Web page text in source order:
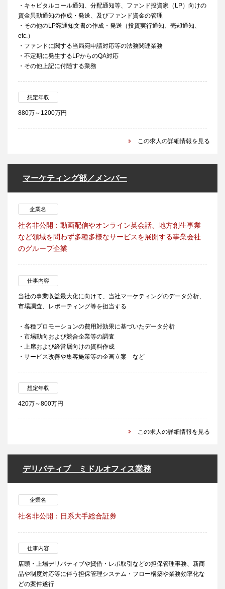
・キャピタルコール通知、分配通知等、ファンド投資家（LP）向けの
資金異動通知の作成・発送、及びファンド資金の管理
・その他のLP宛通知文書の作成・発送（投資実行通知、売却通知、
etc.）
・ファンドに関する当局宛申請対応等の法務関連業務
・不定期に発生するLPからのQA対応
・その他上記に付随する業務
想定年収
880万～1200万円
この求人の詳細情報を見る
マーケティング部／メンバー
企業名
社名非公開：動画配信やオンライン英会話、地方創生事業
など領域を問わず多種多様なサービスを展開する事業会社
のグループ企業
仕事内容
当社の事業収益最大化に向けて、当社マーケティングのデータ分析、
市場調査、レポーティング等を担当する
・各種プロモーションの費用対効果に基づいたデータ分析
・市場動向および競合企業等の調査
・上席および経営層向けの資料作成
・サービス改善や集客施策等の企画立案 など
想定年収
420万～800万円
この求人の詳細情報を見る
デリバティブ ミドルオフィス業務
企業名
社名非公開：日系大手総合証券
仕事内容
店頭・上場デリバティブや貸借・レポ取引などの担保管理事務、新商
品や制度対応等に伴う担保管理システム・フロー構築や業務効率化な
どの案件遂行